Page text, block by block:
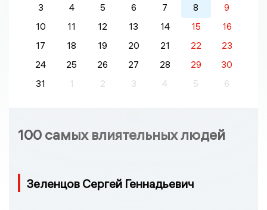
3
4 5 6 7 8
9
10
11 12 13 14 15
16
17
18 19 20 21 22
23
24
25 26 27 28 29
30
31
1 2 3 4 5 6
100 самых влиятельных людей
Зеленцов Сергей Геннадьевич